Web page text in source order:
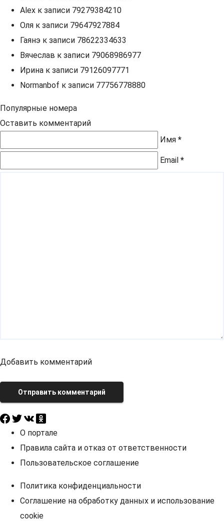
Alex к записи 79279384210
Оля к записи 79647927884
Гаянэ к записи 78622334633
Вячеслав к записи 79068986977
Ирина к записи 79126097771
Normanbof к записи 77756778880
Популярные номера
Оставить комментарий
Имя *
Email *
Добавить комментарий
Отправить комментарий
О портале
Правила сайта и отказ от ответственности
Пользовательское соглашение
Политика конфиденциальности
Соглашение на обработку данных и использование
cookie